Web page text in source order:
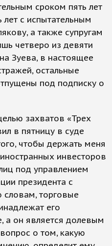
сроком пять лет
лет с испытательным
а также супругам
четверо из девяти
Зуева, в настоящее
остальные
под подписку о
захватов «Трех
в пятницу в суде
чтобы держать меня
инвесторов
под управлением
президента с
торговые
его
а он является долевым
о том, какую